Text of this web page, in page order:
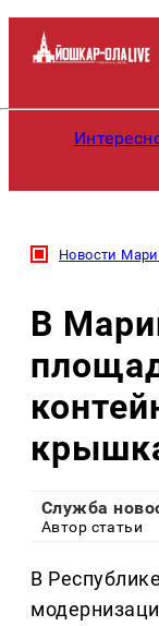
Новости
В
Служба
Автор статьи
В